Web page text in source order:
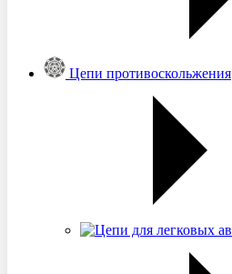
Цепи противоскольжения